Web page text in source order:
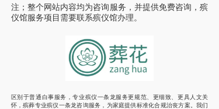
注；整个网站内容均为咨询服务，并提供免费咨询，殡
仪馆服务项目需要联系殡仪馆办理。
区别于普通白事服务，专业殡仪一条龙服务更规范、更细致、更具人文关
怀，殡葬专业殡仪一条龙咨询服务，为家庭提供标准化合规治丧方案。我们